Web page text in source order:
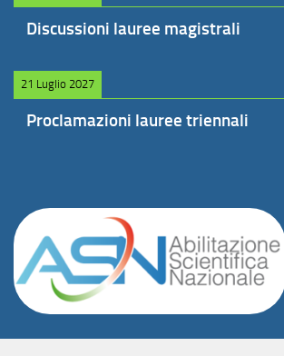
Discussioni lauree magistrali
21 Luglio 2027
Proclamazioni lauree triennali